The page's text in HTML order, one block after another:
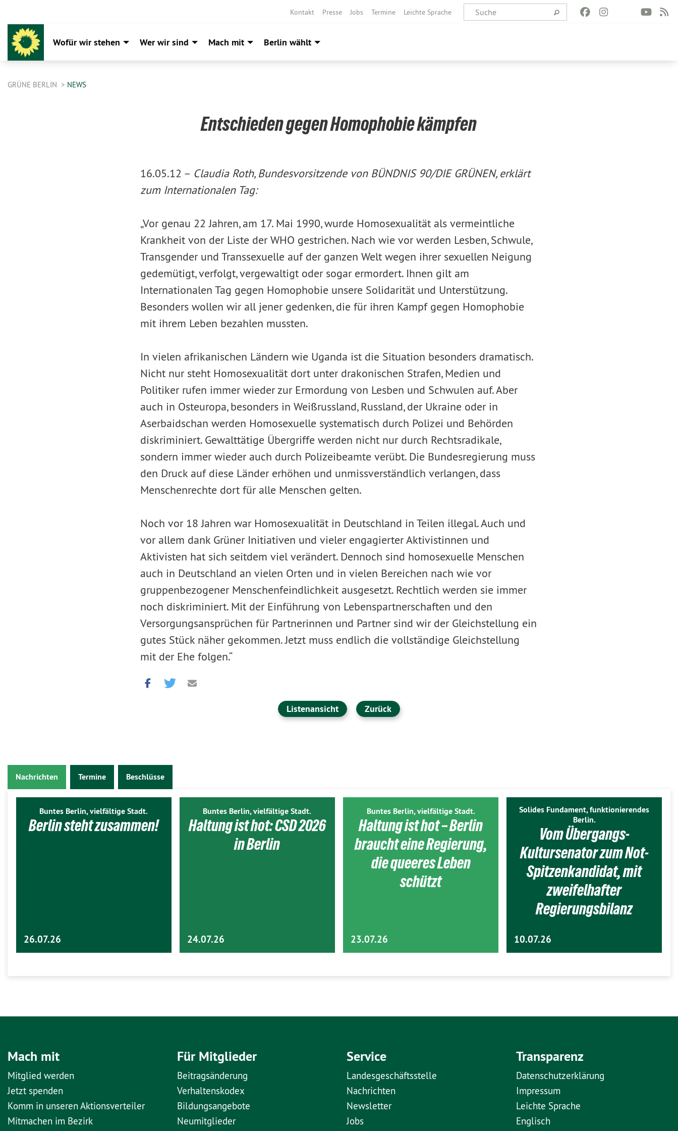
Kontakt Presse Jobs Termine Leichte Sprache
Wofür wir stehen Wer wir sind Mach mit Berlin wählt
GRÜNE BERLIN NEWS
Entschieden gegen Homophobie kämpfen
16.05.12 – Claudia Roth, Bundesvorsitzende von BÜNDNIS 90/DIE GRÜNEN, erklärt
zum Internationalen Tag:
„Vor genau 22 Jahren, am 17. Mai 1990, wurde Homosexualität als vermeintliche
Krankheit von der Liste der WHO gestrichen. Nach wie vor werden Lesben, Schwule,
Transgender und Transsexuelle auf der ganzen Welt wegen ihrer sexuellen Neigung
gedemütigt, verfolgt, vergewaltigt oder sogar ermordert. Ihnen gilt am
Internationalen Tag gegen Homophobie unsere Solidarität und Unterstützung.
Besonders wollen wir all jener gedenken, die für ihren Kampf gegen Homophobie
mit ihrem Leben bezahlen mussten.
In vielen afrikanischen Ländern wie Uganda ist die Situation besonders dramatisch.
Nicht nur steht Homosexualität dort unter drakonischen Strafen, Medien und
Politiker rufen immer wieder zur Ermordung von Lesben und Schwulen auf. Aber
auch in Osteuropa, besonders in Weißrussland, Russland, der Ukraine oder in
Aserbaidschan werden Homosexuelle systematisch durch Polizei und Behörden
diskriminiert. Gewalttätige Übergriffe werden nicht nur durch Rechtsradikale,
sondern immer wieder auch durch Polizeibeamte verübt. Die Bundesregierung muss
den Druck auf diese Länder erhöhen und unmissverständlich verlangen, dass
Menschenrechte dort für alle Menschen gelten.
Noch vor 18 Jahren war Homosexualität in Deutschland in Teilen illegal. Auch und
vor allem dank Grüner Initiativen und vieler engagierter Aktivistinnen und
Aktivisten hat sich seitdem viel verändert. Dennoch sind homosexuelle Menschen
auch in Deutschland an vielen Orten und in vielen Bereichen nach wie vor
gruppenbezogener Menschenfeindlichkeit ausgesetzt. Rechtlich werden sie immer
noch diskriminiert. Mit der Einführung von Lebenspartnerschaften und den
Versorgungsansprüchen für Partnerinnen und Partner sind wir der Gleichstellung ein
gutes Stück näher gekommen. Jetzt muss endlich die vollständige Gleichstellung
mit der Ehe folgen.“
Listenansicht Zurück
Nachrichten Termine Beschlüsse
Buntes Berlin, vielfältige Stadt.
Berlin steht zusammen!
26.07.26
Buntes Berlin, vielfältige Stadt.
Haltung ist hot: CSD 2026
in Berlin
24.07.26
Buntes Berlin, vielfältige Stadt.
Haltung ist hot – Berlin
braucht eine Regierung,
die queeres Leben
schützt
23.07.26
Solides Fundament, funktionierendes
Berlin.
Vom Übergangs-
Kultursenator zum Not-
Spitzenkandidat, mit
zweifelhafter
Regierungsbilanz
10.07.26
Mach mit
Mitglied werden
Jetzt spenden
Komm in unseren Aktionsverteiler
Mitmachen im Bezirk
Für Mitglieder
Beitragsänderung
Verhaltenskodex
Bildungsangebote
Neumitglieder
Service
Landesgeschäftsstelle
Nachrichten
Newsletter
Jobs
Transparenz
Datenschutzerklärung
Impressum
Leichte Sprache
Englisch